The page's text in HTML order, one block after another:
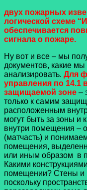
двух пожарных
логической схеме
обеспечивается
сигнала о пожаре.
Ну вот и все – мы
документов, какие
анализировать. Для
управления по 14.1
защищаемой зоне –
только к самим
расположенным
могут быть за зоны и
внутри помещения –
(матчасть) и
помещения,
или иным образом в
Какими
помещении? Стены и
поскольку